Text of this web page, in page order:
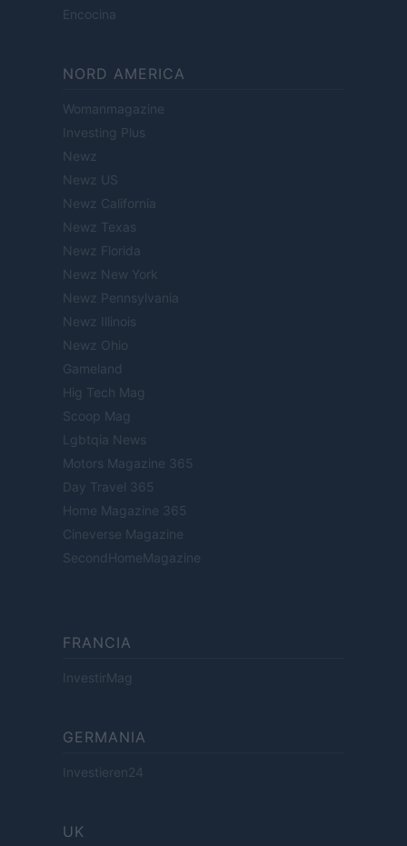
Encocina
NORD AMERICA
Womanmagazine
Investing Plus
Newz
Newz US
Newz California
Newz Texas
Newz Florida
Newz New York
Newz Pennsylvania
Newz Illinois
Newz Ohio
Gameland
Hig Tech Mag
Scoop Mag
Lgbtqia News
Motors Magazine 365
Day Travel 365
Home Magazine 365
Cineverse Magazine
SecondHomeMagazine
FRANCIA
InvestirMag
GERMANIA
Investieren24
UK